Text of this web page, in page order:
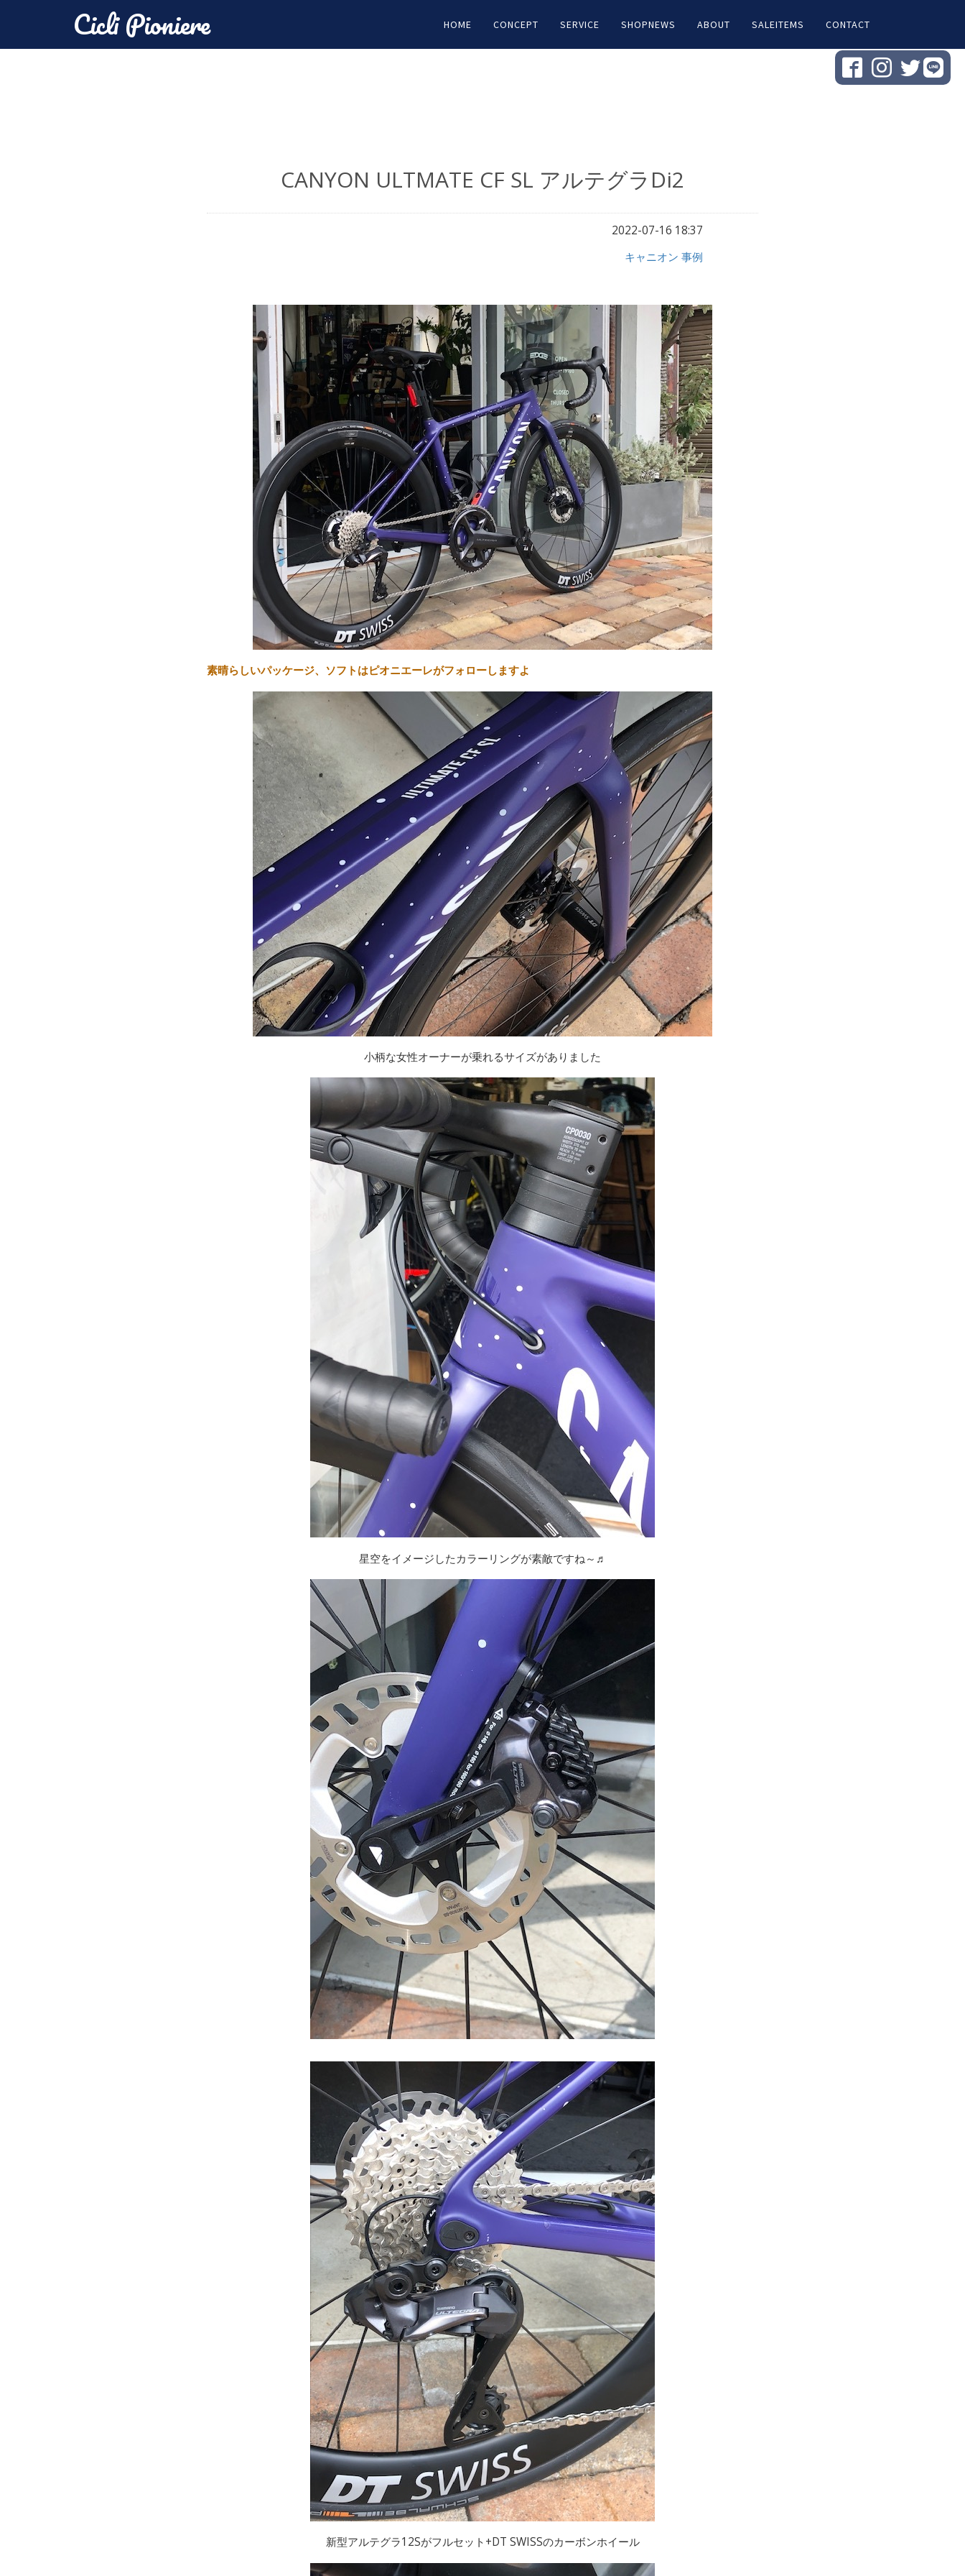
Cicli Pioniere HOME CONCEPT SERVICE SHOPNEWS ABOUT SALEITEMS CONTACT
CANYON ULTMATE CF SL アルテグラDi2
2022-07-16 18:37
キャニオン 事例
素晴らしいパッケージ、ソフトはピオニエーレがフォローしますよ
小柄な女性オーナーが乗れるサイズがありました
星空をイメージしたカラーリングが素敵ですね～♬
新型アルテグラ12Sがフルセット+DT SWISSのカーボンホイール